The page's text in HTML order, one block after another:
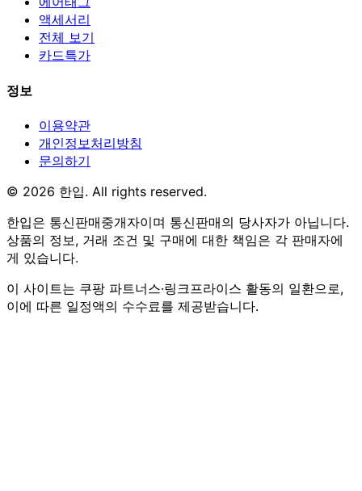
액세서리
전체 보기
카드특가
정보
이용약관
개인정보처리방침
문의하기
© 2026 한입. All rights reserved.
한입은 통신판매중개자이며 통신판매의 당사자가 아닙니다.
상품의 정보, 거래 조건 및 구매에 대한 책임은 각 판매자에
게 있습니다.
이 사이트는 쿠팡 파트너스·링크프라이스 활동의 일환으로,
이에 따른 일정액의 수수료를 제공받습니다.